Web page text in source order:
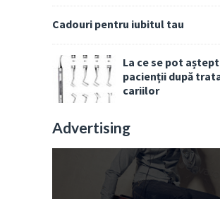
Cadouri pentru iubitul tau
La ce se pot
pacienții după
cariilor
Advertising